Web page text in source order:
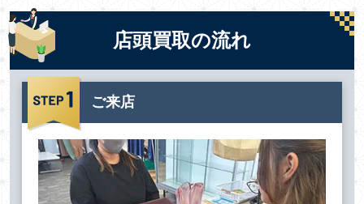
店頭買取の流れ
ご来店